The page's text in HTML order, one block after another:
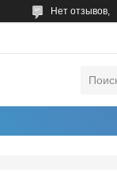
Нет отзывов,